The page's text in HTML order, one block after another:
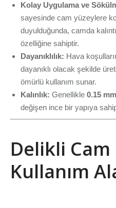
Kolay Uygulama ve
sayesinde cam yüzeylere
duyulduğunda, camda
özelliğine sahiptir.
Dayanıklılık: Hava
dayanıklı olacak şekilde
ömürlü kullanım sunar.
Kalınlık: Genellikle 0.15
değişen ince bir yapıya
Delikli Cam
Kullanım